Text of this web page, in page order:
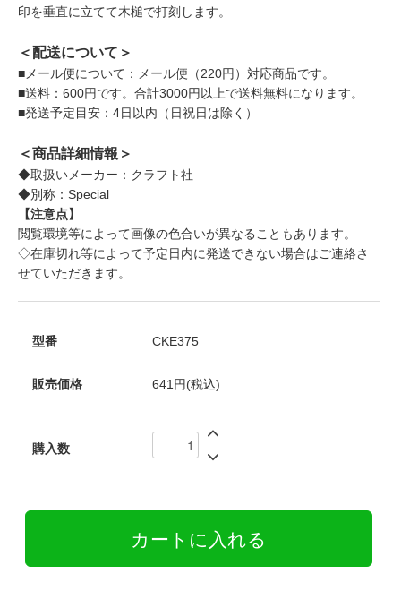
印を垂直に立てて木槌で打刻します。
＜配送について＞
■メール便について：メール便（220円）対応商品です。
■送料：600円です。合計3000円以上で送料無料になります。
■発送予定目安：4日以内（日祝日は除く）
＜商品詳細情報＞
◆取扱いメーカー：クラフト社
◆別称：Special
【注意点】
閲覧環境等によって画像の色合いが異なることもあります。
◇在庫切れ等によって予定日内に発送できない場合はご連絡さ
せていただきます。
型番 CKE375
販売価格 641円(税込)
購入数